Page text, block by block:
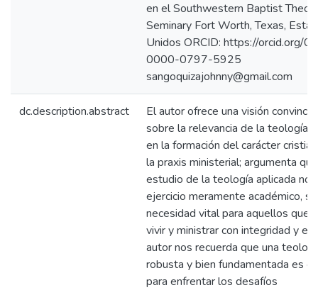
en el Southwestern Baptist
Seminary Fort Worth, Texas,
Unidos ORCID: https://orcid.org/
0000-0797-5925
sangoquizajohnny@gmail.com
dc.description.abstract
El autor ofrece una visión
sobre la relevancia de la teología
en la formación del carácter
la praxis ministerial; argumenta
estudio de la teología aplicada no
ejercicio meramente académico,
necesidad vital para aquellos que
vivir y ministrar con integridad y
autor nos recuerda que una
robusta y bien fundamentada es
para enfrentar los desafíos